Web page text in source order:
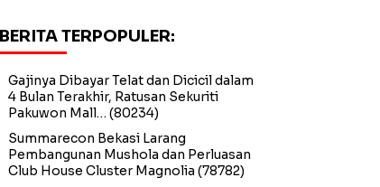
BERITA TERPOPULER:
Gajinya Dibayar Telat dan Dicicil dalam
4 Bulan Terakhir, Ratusan Sekuriti
Pakuwon Mall… (80234)
Summarecon Bekasi Larang
Pembangunan Mushola dan Perluasan
Club House Cluster Magnolia (78782)